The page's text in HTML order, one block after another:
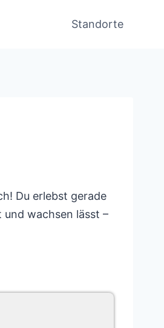
Standorte
Du erlebst gerade
wachsen lässt –